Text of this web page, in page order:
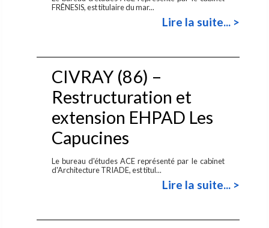
FRÊNESIS, est titulaire du mar...
Lire la suite... >
CIVRAY (86) –
Restructuration et
extension EHPAD Les
Capucines
Le bureau d'études ACE représenté par le cabinet
d'Architecture TRIADE, est titul...
Lire la suite... >